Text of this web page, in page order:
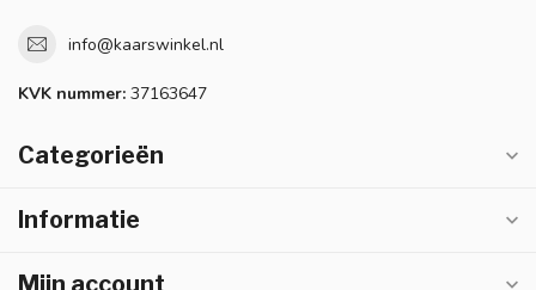
info@kaarswinkel.nl
KVK nummer: 37163647
Categorieën
Informatie